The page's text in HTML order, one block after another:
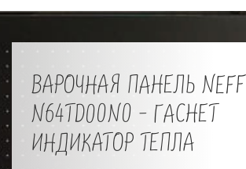
ВАРОЧНАЯ ПАНЕЛЬ NEFF
N64TD00N0 - ГАСНЕТ
ИНДИКАТОР ТЕПЛА